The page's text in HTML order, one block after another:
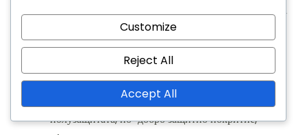
създавайки пропуски, които умели противници могат да
експлоатират. Освен това, атакуващата ширина на 4-3-
3 може да разтегне 4-2-3-1, затруднявайки
полузащитниците да се върнат ефективно.
Силни страни на 4-2-3-1:
полузащитата, по-добро защитно покритие,
Customize
Reject All
Accept All